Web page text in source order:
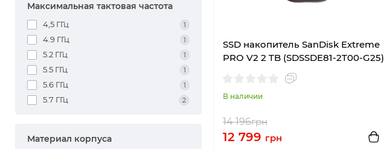
Максимальная тактовая частота
4,5 ГГц 1
4.9 ГГц 1
5.2 ГГц 1
5.5 ГГц 1
5.6 ГГц 1
5.7 ГГц 2
Материал корпуса
SSD накопитель SanDisk Extreme
PRO V2 2 TB (SDSSDE81-2T00-G25)
В наличии
14 196грн
12 799 грн